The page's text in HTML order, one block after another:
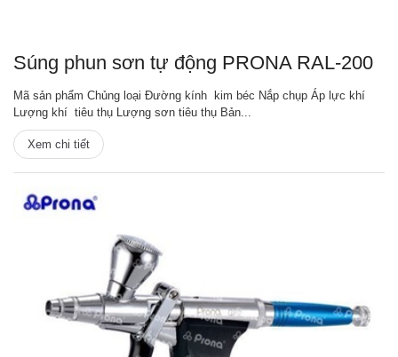
Súng phun sơn tự động PRONA RAL-200
Mã sản phẩm Chủng loại Đường kính kim béc Nắp chụp Áp lực khí
Lượng khí tiêu thụ Lượng sơn tiêu thụ Bản...
Xem chi tiết